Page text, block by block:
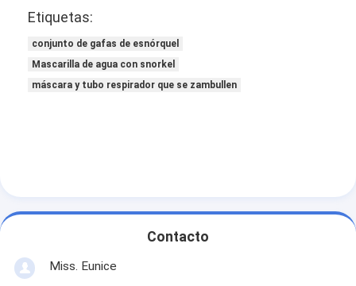
Etiquetas:
conjunto de gafas de esnórquel
Mascarilla de agua con snorkel
máscara y tubo respirador que se zambullen
Contacto
Miss. Eunice